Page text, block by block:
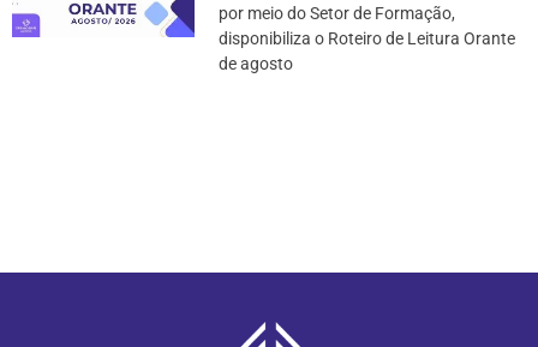
por meio do Setor de Formação,
disponibiliza o Roteiro de Leitura Orante
de agosto